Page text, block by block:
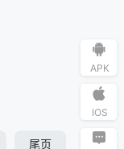
尾页
APK
IOS